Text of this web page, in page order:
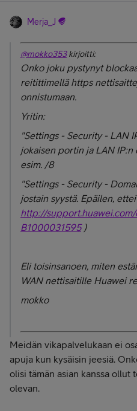
Merja_J
@mokko353kirjoitti:
Onko joku pystynyt
reitittimellä https
onnistumaan.
Yritin:
"Settings - Security - LAN
jokaisen portin ja LAN IP:n
esim. /8
"Settings - Security -
jostain syystä. Epäilen,
http://
B1000031595)
Eli toisinsanoen, miten
WAN nettisaitille Huawei
mokko
Meidän vikapalvelukaan ei
apuja kun kysäisin jeesiä.
olisi tämän asian kanssa ollut
olevan.